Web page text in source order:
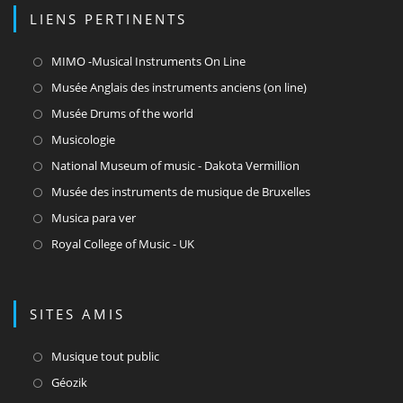
LIENS PERTINENTS
MIMO -Musical Instruments On LineS’ouvre
dans
Musée Anglais des instruments anciens (on line)S’ouvre
Musée Drums of the world
onglet
MusicologieS’ouvre
dans
onglet
National Museum of music - Dakota Vermillion
dans
Musée des instruments de musique de BruxellesS’ouvre
Musica para verS’ouvre
dans
Royal College of Music - UKS’ouvre
SITES AMIS
Musique tout publicS’ouvre
GéozikS’ouvre